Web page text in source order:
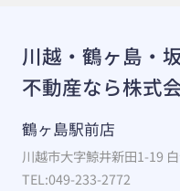
川越・鶴ヶ島・
不動産なら株式
鶴ヶ島駅前店
川越市大字鯨井新田1-19
TEL:049-233-2772